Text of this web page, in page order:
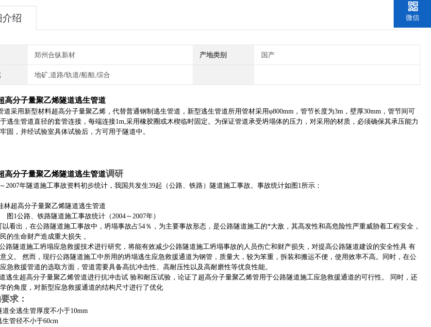
介绍
郑州合纵新材 产地类别 国产
地矿,道路/轨道/船舶,综合
高分子量聚乙烯隧道逃生管道
道采用新型材料超高分子量聚乙烯，代替普通钢制逃生管道，新型逃生管道所用管材采用φ800mm，管节长度为3m，壁厚30mm，管节间可
逃生管道直径的套管连接，每端连接1m,采用橡胶圈或木楔临时固定。为保证管道承受坍塌体的压力，对采用的材质，必须确保其承压能力
固，并经试验室具体试验后，方可用于隧道中。
高分子量聚乙烯隧道逃生管道调研
2007年隧道施工事故资料初步统计，我国共发生39起（公路、铁路）隧道施工事故。事故统计如图1所示：
铁路隧道施工事故统计（2004～2007年）
看出，在公路隧道施工事故中，坍塌事故占54％，为主要事故形态，是公路隧道施工的*大敌，其高发性和高危险性严重威胁着工程安全，
的生命财产造成重大损失 。
路隧道施工坍塌应急救援技术进行研究，将能有效减少公路隧道施工坍塌事故的人员伤亡和财产损失，对提高公路隧道建设的安全性具 有
义。 然而，现行公路隧道施工中所用的坍塌逃生应急救援通道为钢管，质量大，较为笨重，拆装和搬运不便，使用效率不高。同时，在公
急救援管道的选取方面，管道需要具备高抗冲击性、高耐压性以及高耐磨性等优良性能。
逃生超高分子量聚乙烯管道进行抗冲击试 验和耐压试验，论证了超高分子量聚乙烯管用于公路隧道施工应急救援通道的可行性。 同时，还
的角度，对新型应急救援通道的结构尺寸进行了优化
求：
道全逃生管厚度不小于10mm
生管径不小于60cm
微信